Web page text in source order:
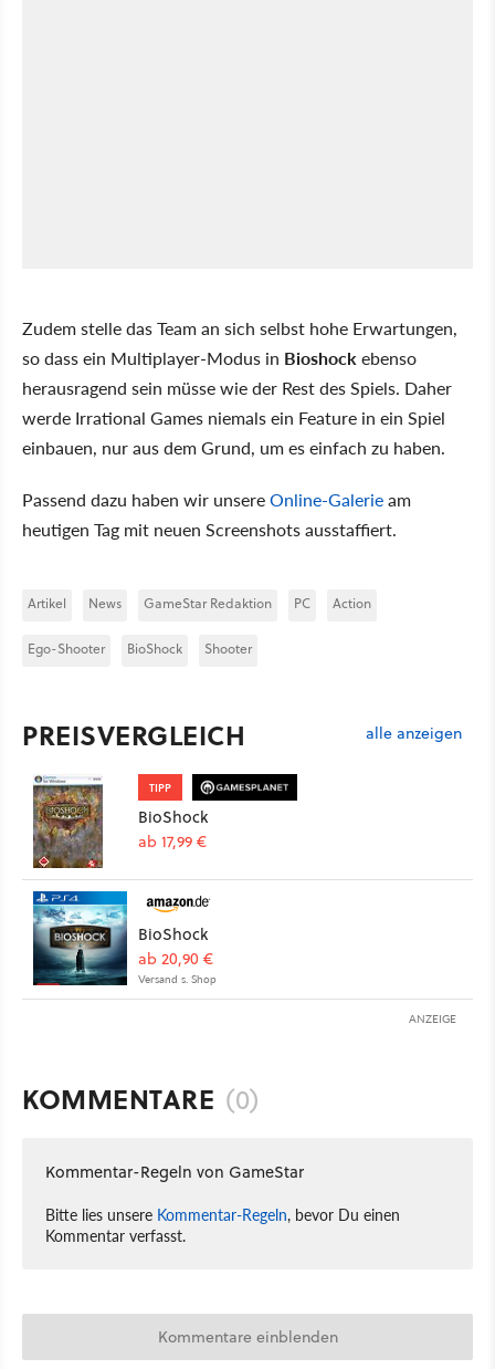
Zudem stelle das Team an sich selbst hohe Erwartungen,
so dass ein Multiplayer-Modus in Bioshockebenso
herausragend sein müsse wie der Rest des Spiels. Daher
werde Irrational Games niemals ein Feature in ein Spiel
einbauen, nur aus dem Grund, um es einfach zu haben.
Passend dazu haben wir unsereOnline-Galerieam
heutigen Tag mit neuen Screenshots ausstaffiert.
Artikel News GameStar Redaktion PC Action
Ego-Shooter BioShock Shooter
PREISVERGLEICH alle anzeigen
TIPP
BioShock
ab 17,99 €
BioShock
ab 20,90 €
Versand s. Shop
ANZEIGE
KOMMENTARE (0)
Kommentar-Regeln von GameStar
Bitte lies unsere Kommentar-Regeln, bevor Du einen
Kommentar verfasst.
Kommentare einblenden